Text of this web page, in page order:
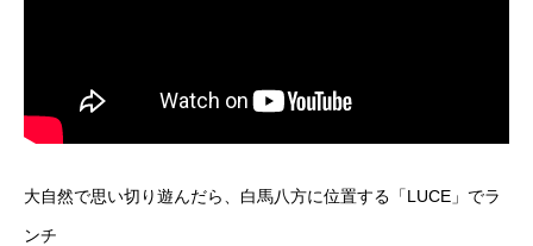
大自然で思い切り遊んだら、白馬八方に位置する「LUCE」でラ
ンチ